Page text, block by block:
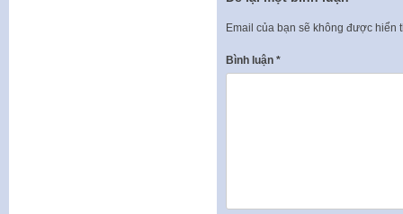
Email của bạn sẽ không được hiển
Bình luận *